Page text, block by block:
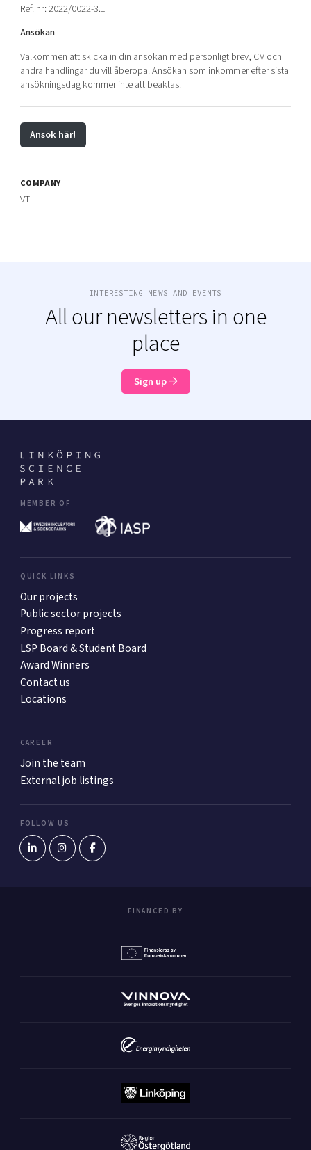
Ref. nr: 2022/0022-3.1
Ansökan
Välkommen att skicka in din ansökan med personligt brev, CV och
andra handlingar du vill åberopa. Ansökan som inkommer efter sista
ansökningsdag kommer inte att beaktas.
Ansök här!
COMPANY
VTI
INTERESTING NEWS AND EVENTS
All our newsletters in one
place
Sign up
MEMBER OF
QUICK LINKS
Our projects
Public sector projects
Progress report
LSP Board & Student Board
Award Winners
Contact us
Locations
CAREER
Join the team
External job listings
FOLLOW US
FINANCED BY